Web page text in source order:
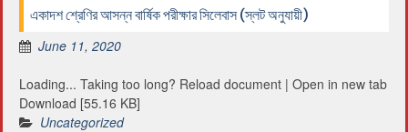
একাদশ শ্রেণির আসন্ন বার্ষিক পরীক্ষার সিলেবাস (স্লট অনুযায়ী)
June 11, 2020
Loading... Taking too long? Reload document | Open in new tab
Download [55.16 KB]
Uncategorized